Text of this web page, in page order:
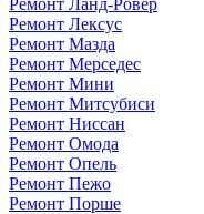
Ремонт Ланд-Ровер
Ремонт Лексус
Ремонт Мазда
Ремонт Мерседес
Ремонт Мини
Ремонт Митсубиси
Ремонт Ниссан
Ремонт Омода
Ремонт Опель
Ремонт Пежо
Ремонт Порше